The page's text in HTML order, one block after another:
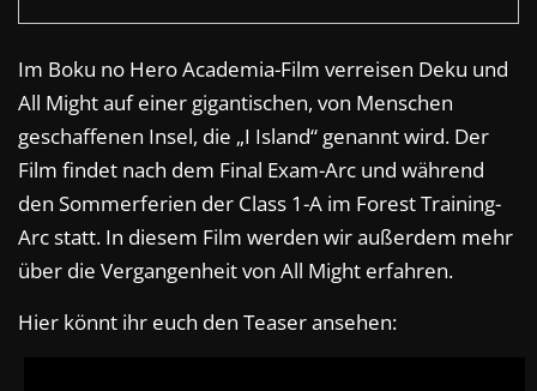
Im Boku no Hero Academia-Film verreisen Deku und
All Might auf einer gigantischen, von Menschen
geschaffenen Insel, die „I Island“ genannt wird. Der
Film findet nach dem Final Exam-Arc und während
den Sommerferien der Class 1-A im Forest Training-
Arc statt. In diesem Film werden wir außerdem mehr
über die Vergangenheit von All Might erfahren.
Hier könnt ihr euch den Teaser ansehen: